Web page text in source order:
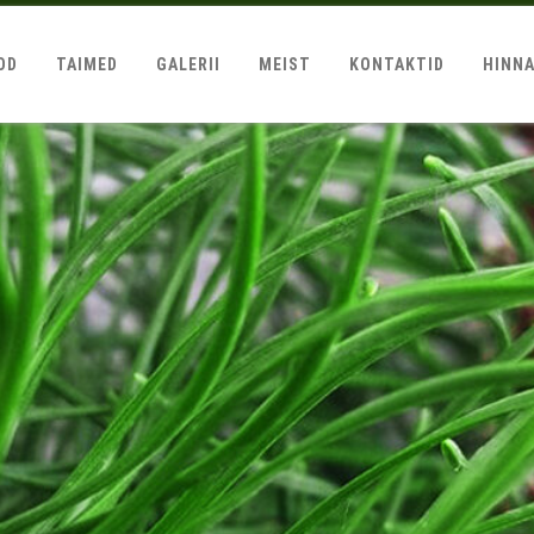
TAIMED GALERII MEIST KONTAKTID